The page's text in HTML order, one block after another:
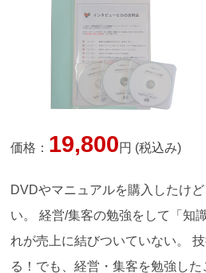
価格： 19,800円 (税込み)
DVDやマニュアルを購入したけ
い。 経営/集客の勉強をして「知
れが売上に結びついていない。
る！でも、経営・集客を勉強し